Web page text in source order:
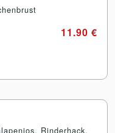
11.90 €
Rinderhack,